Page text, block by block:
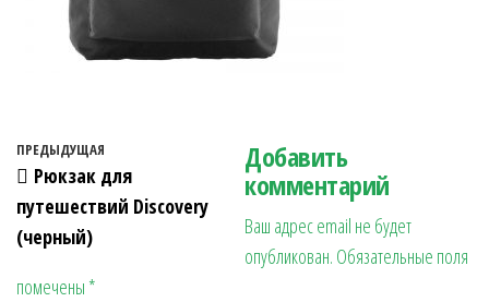
Навигация по записям
Предыдущая запись
ПРЕДЫДУЩАЯ
Рюкзак для
путешествий Discovery
(черный)
Добавить
комментарий
Ваш адрес email не будет
опубликован. Обязательные поля
помечены *